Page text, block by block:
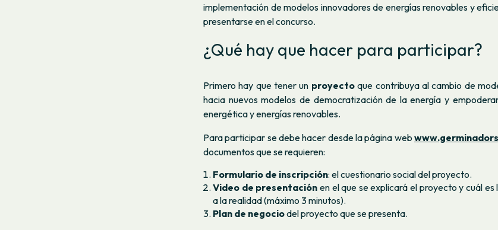
implementación de modelos innovadores de energías renovables y
presentarse en el concurso.
¿Qué hay que hacer para participar?
Primero hay que tener un proyectoque contribuya al cambio de
hacia nuevos modelos de democratización de la energía y
energética y energías renovables.
Para participar se debe hacer desde la página web
documentos que se requieren:
Formulario de inscripción: el cuestionario social del proyecto.
Video de presentación en el que se explicará el proyecto y cuál
a la realidad (máximo 3 minutos).
Plan de negociodel proyecto que se presenta.